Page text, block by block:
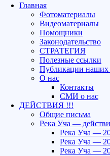
Главная
Фотоматериалы
Видеоматериалы
Помощники
Законодательство
СТРАТЕГИЯ
Полезные ссылки
Публикации наших
О нас
Контакты
СМИ о нас
ДЕЙСТВИЯ !!!
Общие письма
Река Уча —
Река Уча —
Река Уча —
Река Уча —